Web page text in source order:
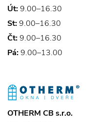
Út: 9.00–16.30
St: 9.00–16.30
Čt: 9.00–16.30
Pá: 9.00–13.00
OTHERM CB s.r.o.